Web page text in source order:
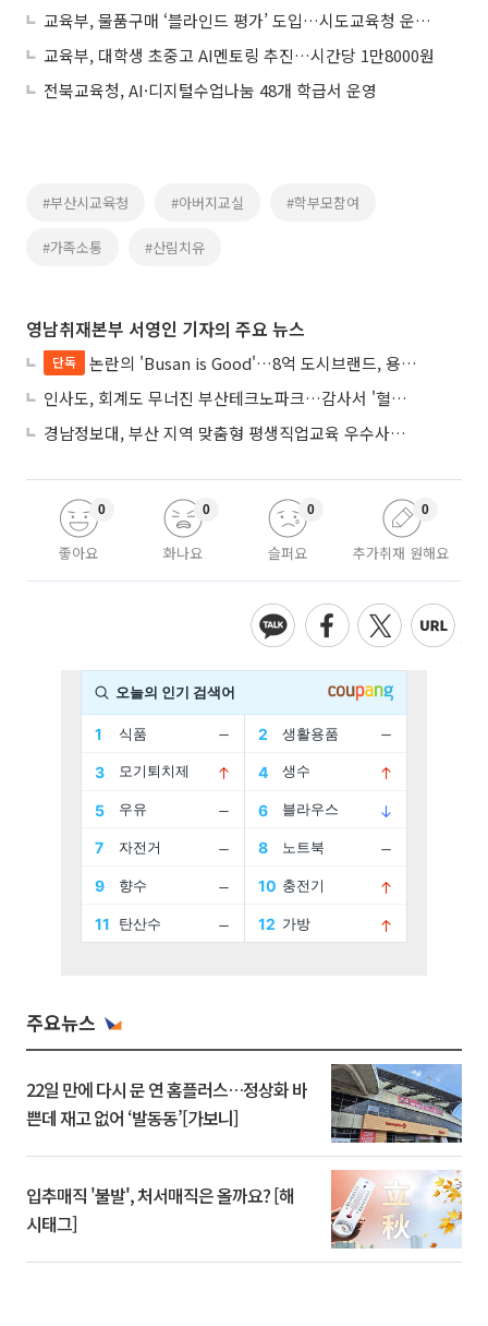
교육부, 물품구매 ‘블라인드 평가’ 도입…시도교육청 운영규정 정비 권고
교육부, 대학생 초중고 AI멘토링 추진…시간당 1만8000원
전북교육청, AI·디지털수업나눔 48개 학급서 운영
#부산시교육청 #아버지교실 #학부모참여
#가족소통 #산림치유
영남취재본부 서영인 기자의 주요 뉴스
단독
논란의 'Busan is Good'…8억 도시브랜드, 용산 대통령실 CI 업체가 수행
인사도, 회계도 무너진 부산테크노파크…감사서 '혈세 유용·인사 뒤집기' 적발
경남정보대, 부산 지역 맞춤형 평생직업교육 우수사례로 혁신 주도
좋아요
0
화나요
0
슬퍼요
0
추가취재 원해요
0
주요뉴스
22일 만에 다시 문 연 홈플러스…정상화 바
쁜데 재고 없어 ‘발동동’[가보니]
입추매직 '불발', 처서매직은 올까요? [해
시태그]